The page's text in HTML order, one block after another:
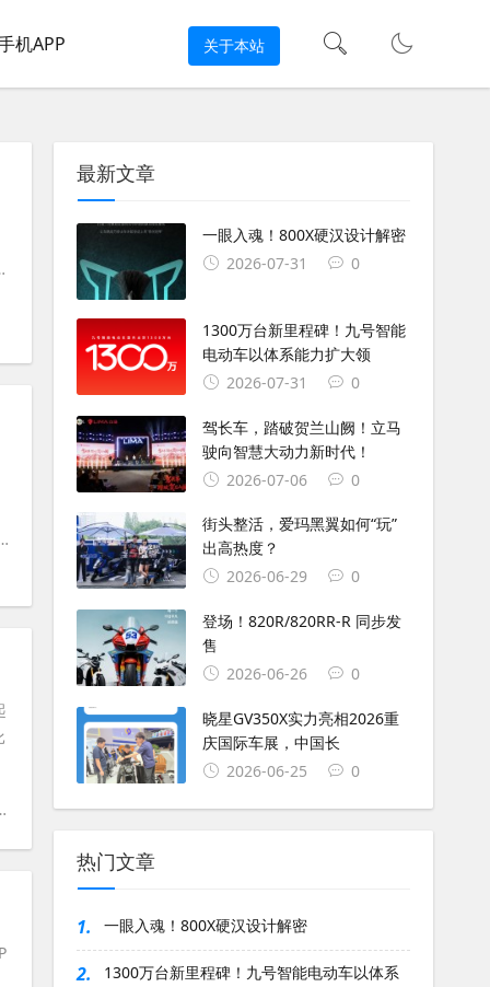
机APP 关于本站
#铃木摩托 # 铃木摩托车 #豪爵摩托车
SV650X #铃木SV650 铃木SV650X #吉村 SERT #
#V-Strom 1050DE #1050DE #铃木1050DE
最新文章
一眼入魂！800X硬汉设计解密
2026-07-31
0
1300万台新里程碑！九号智能
电动车以体系能力扩大领
2026-07-31
0
驾长车，踏破贺兰山阙！立马
驶向智慧大动力新时代！
2026-07-06
0
街头整活，爱玛黑翼如何“玩”
出高热度？
2026-06-29
0
登场！820R/820RR-R 同步发
售
2026-06-26
0
晓星GV350X实力亮相2026重
庆国际车展，中国长
2026-06-25
0
热门文章
1. 一眼入魂！800X硬汉设计解密
2.
1300万台新里程碑！九号智能电动车以体系